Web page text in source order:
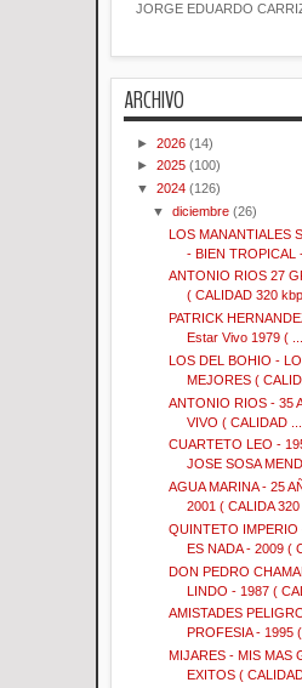
JORGE EDUARDO
ARCHIVO
► 2026 (14)
► 2025 (100)
▼ 2024 (126)
▼diciembre (26)
LOS MANANTIALES
- BIEN TROPICAL -
ANTONIO RIOS 27
( CALIDAD 320
PATRICK
Estar Vivo 1979 ( ...
LOS DEL BOHIO -
MEJORES (
ANTONIO RIOS - 35
VIVO ( CALIDAD ...
CUARTETO LEO -
JOSE SOSA
AGUA MARINA - 25
2001 ( CALIDA 320
QUINTETO IMPERIO
ES NADA - 2009 (
DON PEDRO
LINDO - 1987 (
AMISTADES
PROFESIA - 1995
MIJARES - MIS MAS
EXITOS (